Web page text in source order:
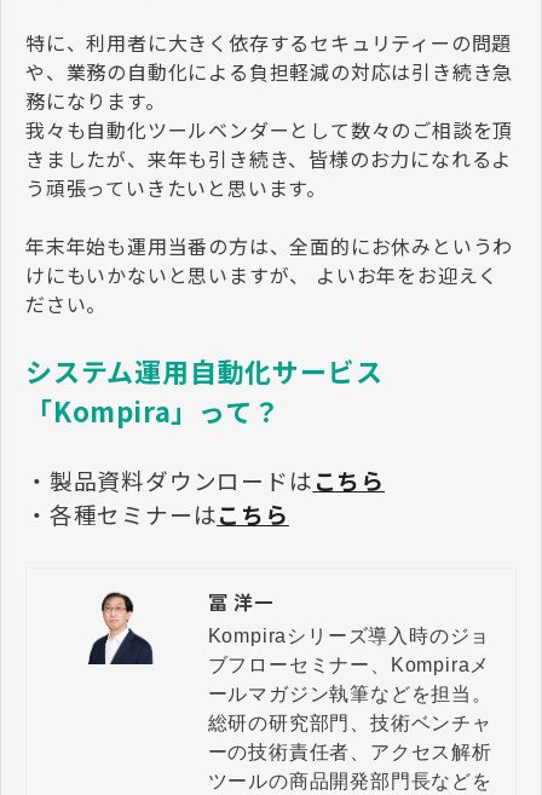
特に、利用者に大きく依存するセキュリティーの問題
や、業務の自動化による負担軽減の対応は引き続き急
務になります。
我々も自動化ツールベンダーとして数々のご相談を頂
きましたが、来年も引き続き、皆様のお力になれるよ
う頑張っていきたいと思います。
年末年始も運用当番の方は、全面的にお休みというわ
けにもいかないと思いますが、 よいお年をお迎えく
ださい。
システム運用自動化サービス
「Kompira」って？
・製品資料ダウンロードはこちら
・各種セミナーはこちら
冨 洋一
Kompiraシリーズ導入時のジョ
ブフローセミナー、Kompiraメ
ールマガジン執筆などを担当。
総研の研究部門、技術ベンチャ
ーの技術責任者、アクセス解析
ツールの商品開発部門長などを